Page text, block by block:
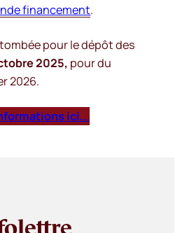
financement.
pour le dépôt des
2025, pour du
2026.
ici...